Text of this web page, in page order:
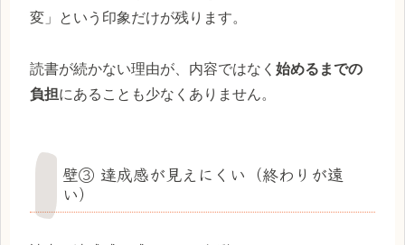
変」という印象だけが残ります。
読書が続かない理由が、内容ではなく 始めるまでの
負担にあることも少なくありません。
壁③ 達成感が見えにくい（終わりが遠
い）